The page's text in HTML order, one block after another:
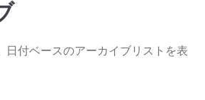
日付ベースのアーカイブリストを表